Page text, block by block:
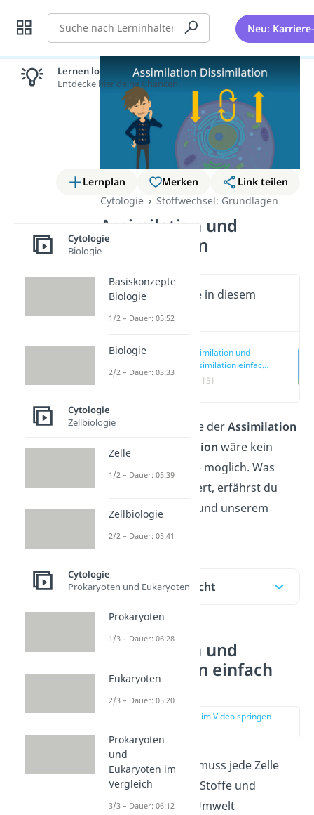
Suche Neu:
Lernplan Merken
Link teilen
Cytologie
Stoffwechsel: Grundlagen
Assimilation und
Dissimilation
Wichtige Inhalte in diesem
Assimilation und
Dissimilation einfach
erklärt
(00:15)
Ohne die Vorgänge derAssimilation
und der
Dissimilation wäre kein
Leben auf der Erde möglich. Was
genau dabei passiert, erfährst du
in unserem
und unserem
Inhaltsübersicht
Assimilation und
Dissimilation einfach
erklärt
zur Stelle im Video springen
Um zu überleben, muss jede Zelle
eines Organismus Stoffe und
Energien aus der Umwelt
Lernen lohnt sich!
Entdecke hier deine Chancen.
Cytologie
Biologie
Basiskonzepte
Biologie
1/2 – Dauer: 05:52
Biologie
2/2 – Dauer: 03:33
Cytologie
Zellbiologie
Zelle
1/2 – Dauer: 05:39
Zellbiologie
2/2 – Dauer: 05:41
Cytologie
Prokaryoten und Eukaryoten
Prokaryoten
1/3 – Dauer: 06:28
Eukaryoten
2/3 – Dauer: 05:20
Prokaryoten
und
Eukaryoten im
Vergleich
3/3 – Dauer: 06:12